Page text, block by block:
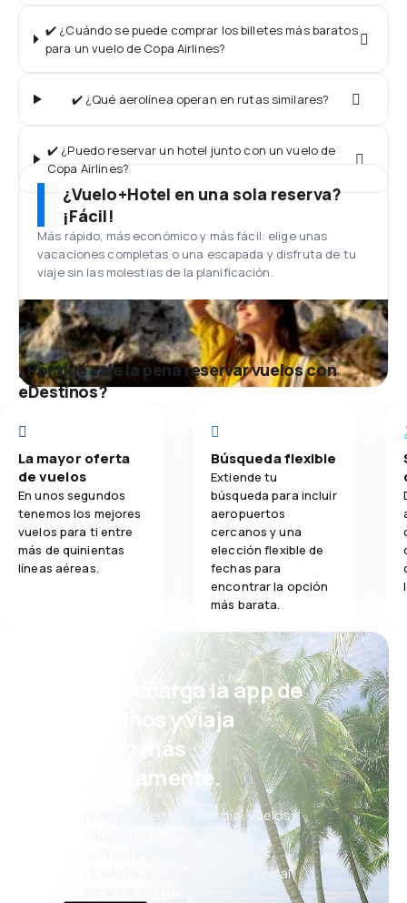
✔️ ¿Cuándo se puede comprar los billetes más baratos
para un vuelo de Copa Airlines?
✔️ ¿Qué aerolínea operan en rutas similares?
✔️ ¿Puedo reservar un hotel junto con un vuelo de
Copa Airlines?
¿Vuelo+Hotel en una sola reserva?
¡Fácil!
Más rápido, más económico y más fácil: elige unas
vacaciones completas o una escapada y disfruta de tu
viaje sin las molestias de la planificación.
¿Por qué vale la pena reservar vuelos con
eDestinos?
La mayor oferta
de vuelos
En unos segundos
tenemos los mejores
vuelos para ti entre
más de quinientas
líneas aéreas.
Búsqueda flexible
Extiende tu
búsqueda para incluir
aeropuertos
cercanos y una
elección flexible de
fechas para
encontrar la opción
más barata.
¡Eh! Descarga la app de
eDestinos y viaja
incluso más
cómodamente.
Nuevas ofertas cada día: vuelos,
vacaciones, escapadas
Cómoda gestión de reservas
¡Todo lo que importa, siempre al